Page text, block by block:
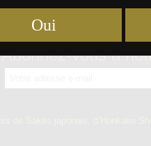
Abonnez-vous à
Oui